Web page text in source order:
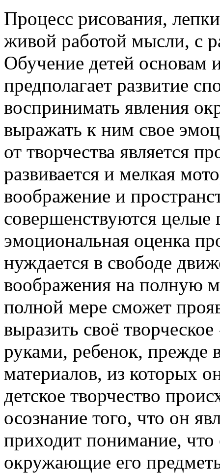
Процесс рисования,
живой работой мысли, с
Обучение детей основам
предполагает развитие
воспринимать явления
выражать к ним свое
от творчества является
развивается и мелкая
воображение и
совершенствуются
эмоциональная оценка
нуждается в свободе
воображения на полную
полной мере сможет
выразить своё
руками, ребенок, прежде
материалов, из которых
детское творчество
осознание того, что он
приходит понимание,
окружающие его